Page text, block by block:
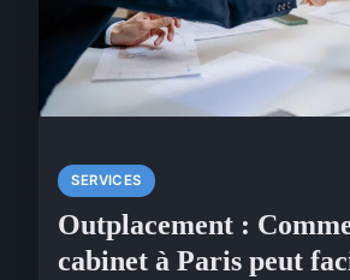
SERVICES
Outplacement :
cabinet à Paris peut